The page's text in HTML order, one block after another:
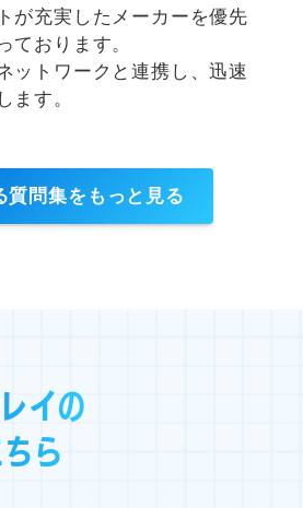
が充実したメーカーを優先
ております。
ットワークと連携し、迅速
ます。
質問集をもっと見る
イの
ら